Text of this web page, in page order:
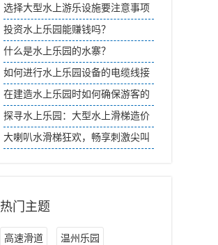
选择大型水上游乐设施要注意事项
投资水上乐园能赚钱吗？
什么是水上乐园的水寨？
如何进行水上乐园设备的电缆线接
头检查？
在建造水上乐园时如何确保游客的
安全？
探寻水上乐园：大型水上滑梯造价
解析
大喇叭水滑梯狂欢，畅享刺激尖叫
热门主题
高速滑道 温州乐园